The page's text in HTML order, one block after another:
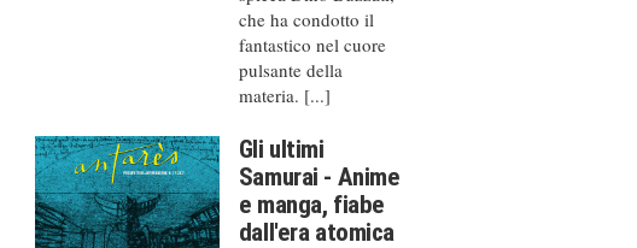
che ha condotto il
fantastico nel cuore
pulsante della
materia. [...]
Gli ultimi
Samurai - Anime
e manga, fiabe
dall'era atomica